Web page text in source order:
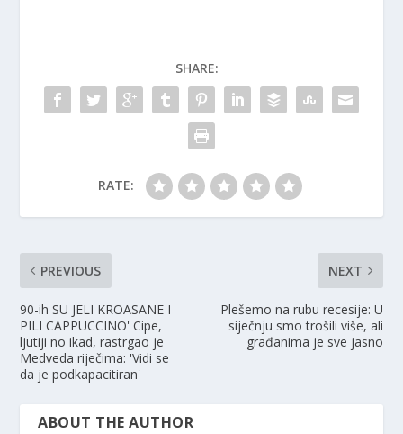
SHARE:
RATE:
PREVIOUS
90-ih SU JELI KROASANE I
PILI CAPPUCCINO' Cipe,
ljutiji no ikad, rastrgao je
Medveda riječima: 'Vidi se
da je podkapacitiran'
NEXT
Plešemo na rubu recesije: U
siječnju smo trošili više, ali
građanima je sve jasno
ABOUT THE AUTHOR